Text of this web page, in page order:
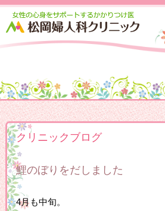
クリニックブログ
鯉のぼりをだしました
4月も中旬。